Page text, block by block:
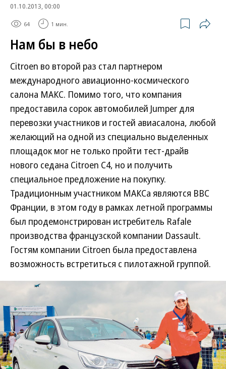
01.10.2013, 00:00
64 1 мин.
Нам бы в небо
Citroen во второй раз стал партнером
международного авиационно-космического
салона МАКС. Помимо того, что компания
предоставила сорок автомобилей Jumper для
перевозки участников и гостей авиасалона, любой
желающий на одной из специально выделенных
площадок мог не только пройти тест-драйв
нового седана Citroen C4, но и получить
специальное предложение на покупку.
Традиционным участником МАКСа являются ВВС
Франции, в этом году в рамках летной программы
был продемонстрирован истребитель Rafale
производства французской компании Dassault.
Гостям компании Citroen была предоставлена
возможность встретиться с пилотажной группой.